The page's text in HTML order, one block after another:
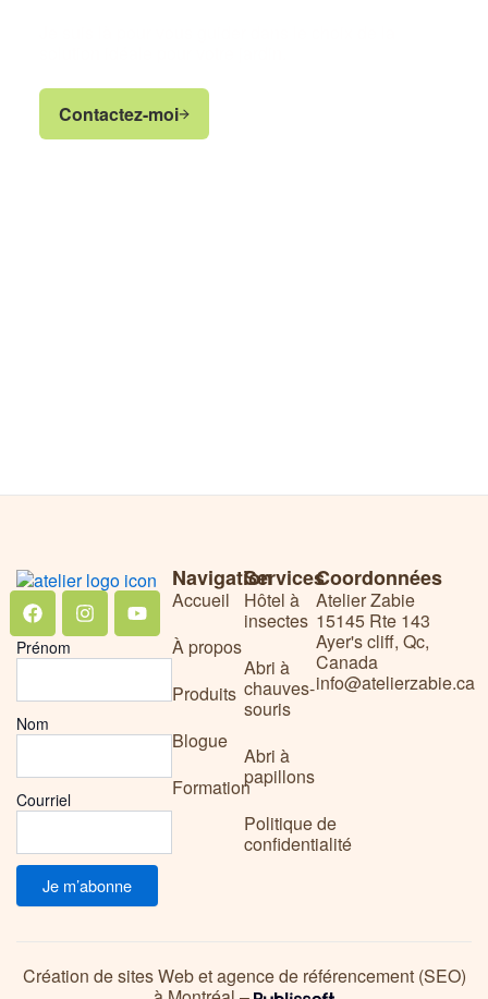
Contactez-moi
FacebookInstagramYoutube
Prénom
Nom
Courriel
Navigation
Accueil
À propos
Produits
Blogue
Formation
Services
Hôtel à
insectes
Abri à
chauves-
souris
Abri à
papillons
Politique de
confidentialité
Coordonnées
Atelier Zabie
15145 Rte 143
Ayer's cliff, Qc,
Canada
info@atelierzabie.ca
Création de sites Web et agence de référencement (SEO)